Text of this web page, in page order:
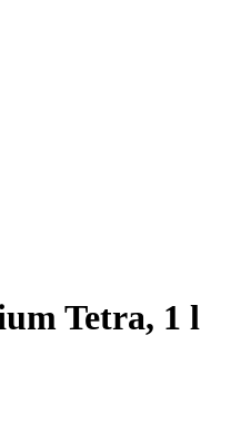
Tetra, 1 l